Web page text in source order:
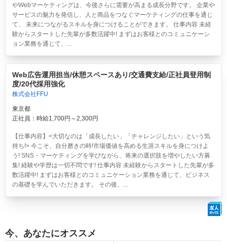
やWebマーケティングは、今後さらに需要が高まる成長分野です。 企業や
サービスの魅力を発信し、人と商品をつなぐマーケティングの仕事を通じ
て、 未来につながるスキルを身につけることができます。 仕事内容 未経
験からスタートした先輩が多数活躍中! まずはお客様とのコミュニケーシ
ョン業務を通じて、...
Web広告運用担当/休憩スペースあり/交通費支給/正社員登用制
度/20代採用強化
株式会社FFU
東京都
正社員：時給1,700円～2,300円
【仕事内容】<大切なのは「成長したい」「チャレンジしたい」という気
持ち!> 今こそ、自分磨きの時!市場価値を高める生涯スキルを身につけよ
う! SNS・マーケティングを学びながら、将来の選択肢を増やしたい方募
集! 経験や学歴は一切不問です! 仕事内容 未経験からスタートした先輩が多
数活躍中! まずはお客様とのコミュニケーション業務を通じて、ビジネス
の基礎を学んでいただきます。 その後、...
今、あなたにオススメ